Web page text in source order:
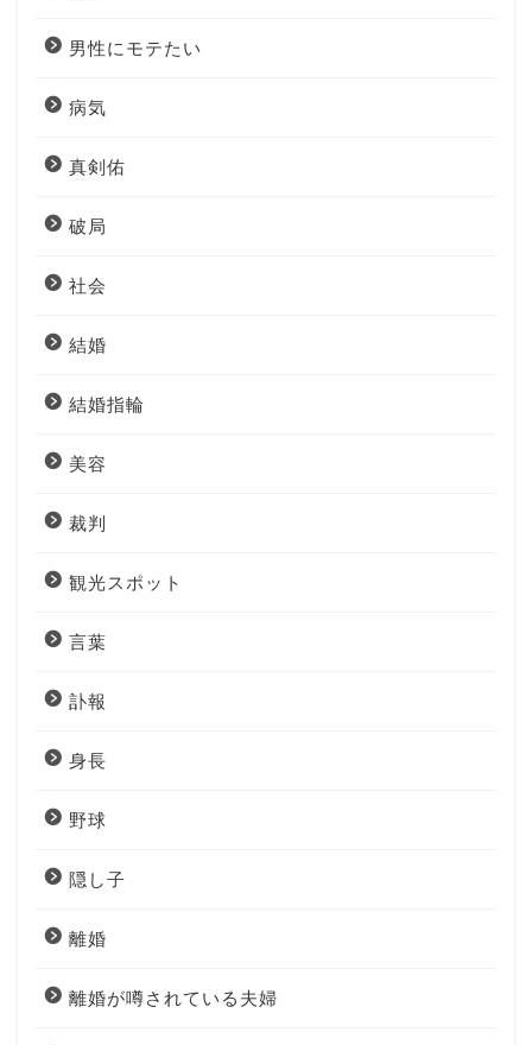
男性にモテたい
病気
真剣佑
破局
社会
結婚
結婚指輪
美容
裁判
観光スポット
言葉
訃報
身長
野球
隠し子
離婚
離婚が噂されている夫婦